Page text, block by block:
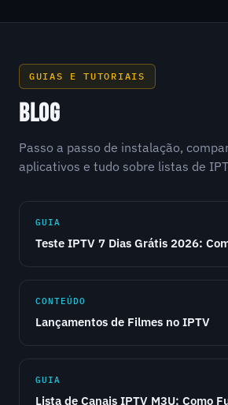
GUIAS E TUTORIAIS
BLOG
Passo a passo de instalação,
aplicativos e tudo sobre listas de
GUIA
Teste IPTV 7 Dias Grátis 2026:
CONTEÚDO
Lançamentos de Filmes no IPTV
GUIA
Lista de Canais IPTV M3U: Como